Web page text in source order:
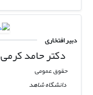
دبیر افتخاری
دکتر حامد کرمی
حقوق عمومی
دانشگاه شاهد